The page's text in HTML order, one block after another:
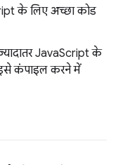
के लिए अच्छा कोड
JavaScript के
इसे कंपाइल करने में